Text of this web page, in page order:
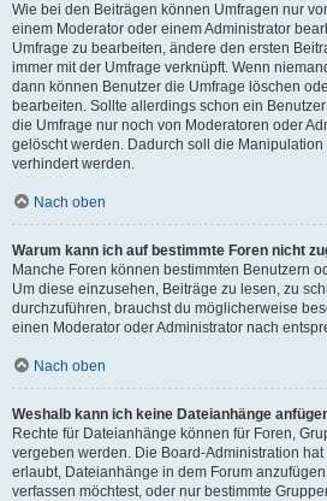
Wie bei den Beiträgen können Umfragen nur
einem Moderator oder einem Administrator
Umfrage zu bearbeiten, ändere den ersten
immer mit der Umfrage verknüpft. Wenn
dann können Benutzer die Umfrage löschen
bearbeiten. Sollte allerdings schon ein
die Umfrage nur noch von Moderatoren oder
gelöscht werden. Dadurch soll die
verhindert werden.
Nach oben
Warum kann ich auf bestimmte Foren nicht
Manche Foren können bestimmten Benutzern
Um diese einzusehen, Beiträge zu lesen, zu
durchzuführen, brauchst du möglicherweise
einen Moderator oder Administrator nach
Nach oben
Weshalb kann ich keine Dateianhänge
Rechte für Dateianhänge können für Foren,
vergeben werden. Die Board-Administration
erlaubt, Dateianhänge in dem Forum
verfassen möchtest, oder nur bestimmte